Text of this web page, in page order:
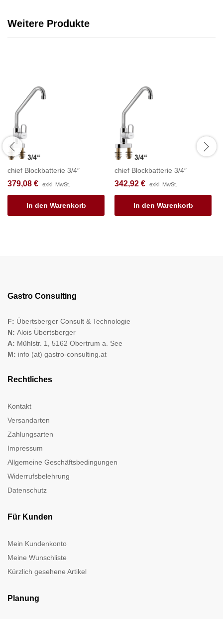
Weitere Produkte
chief Blockbatterie 3/4″
379,08 € exkl. MwSt.
In den Warenkorb
chief Blockbatterie 3/4″
342,92 € exkl. MwSt.
In den Warenkorb
Gastro Consulting
F: Übertsberger Consult & Technologie
N: Alois Übertsberger
A: Mühlstr. 1, 5162 Obertrum a. See
M: info (at) gastro-consulting.at
Rechtliches
Kontakt
Versandarten
Zahlungsarten
Impressum
Allgemeine Geschäftsbedingungen
Widerrufsbelehrung
Datenschutz
Für Kunden
Mein Kundenkonto
Meine Wunschliste
Kürzlich gesehene Artikel
Planung